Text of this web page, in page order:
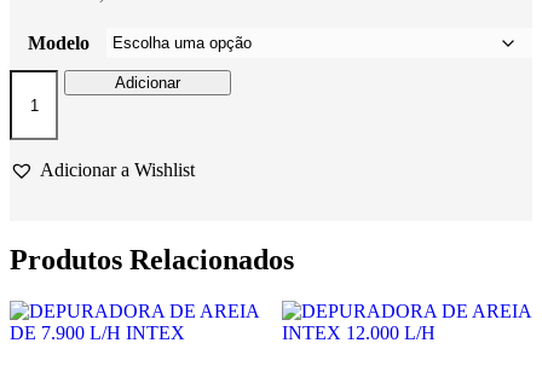
Modelo
Quantidade
FILTRAÇÃO
AQUALOON
Adicionar
Adicionar a Wishlist
Produtos Relacionados